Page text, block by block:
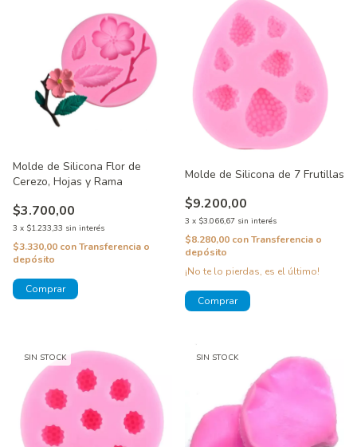
Molde de Silicona Flor de
Cerezo, Hojas y Rama
$3.700,00
3 x $1.233,33 sin interés
$3.330,00 conTransferencia o
depósito
Molde de Silicona de 7 Frutillas
$9.200,00
3 x $3.066,67 sin interés
$8.280,00 conTransferencia o
depósito
¡No te lo pierdas, es el último!
SIN STOCK SIN STOCK